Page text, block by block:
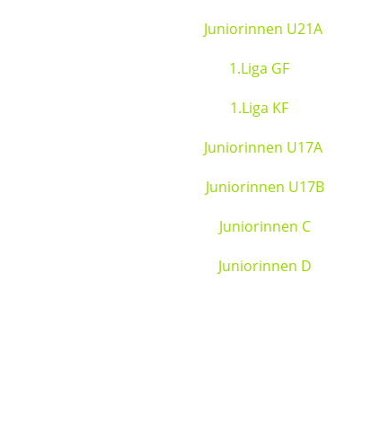
Juniorinnen U21A
1.Liga GF
1.Liga KF
Juniorinnen U17A
Juniorinnen U17B
Juniorinnen C
Juniorinnen D